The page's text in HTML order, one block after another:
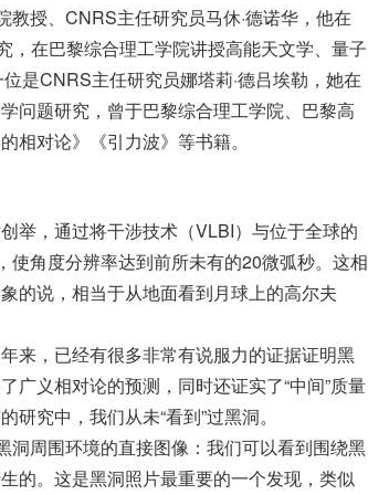
教授、CNRS主任研究员马休·德诺华，他在
在巴黎综合理工学院讲授高能天文学、量子
是CNRS主任研究员娜塔莉·德吕埃勒，她在
问题研究，曾于巴黎综合理工学院、巴黎高
相对论》《引力波》等书籍。
举，通过将干涉技术（VLBI）与位于全球的
使角度分辨率达到前所未有的20微弧秒。这相
的说，相当于从地面看到月球上的高尔夫
来，已经有很多非常有说服力的证据证明黑
广义相对论的预测，同时还证实了“中间”质量
究中，我们从未“看到”过黑洞。
洞周围环境的直接图像：我们可以看到围绕黑
。这是黑洞照片最重要的一个发现，类似